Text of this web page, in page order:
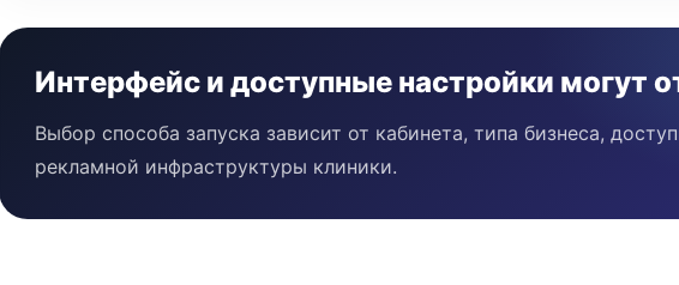
Интерфейс и доступные настройки могут
Выбор способа запуска зависит от кабинета, типа бизнеса,
рекламной инфраструктуры клиники.